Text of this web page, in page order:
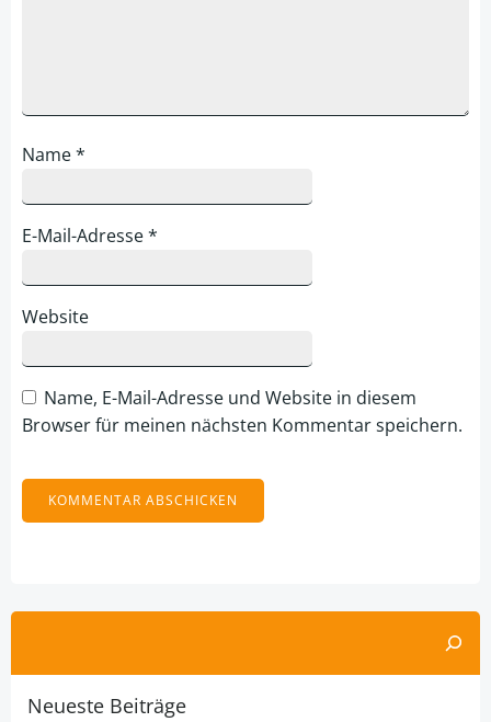
Name*
E-Mail-Adresse*
Website
Name, E-Mail-Adresse und Website in diesem
Browser für meinen nächsten Kommentar speichern.
Neueste Beiträge